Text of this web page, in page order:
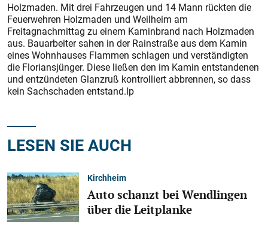
Holzmaden. Mit drei Fahrzeugen und 14 Mann rückten die
Feuerwehren Holzmaden und Weilheim am
Freitagnachmittag zu einem Kaminbrand nach Holzmaden
aus. Bauarbeiter sahen in der Rainstraße aus dem Kamin
eines Wohnhauses Flammen schlagen und verständigten
die Floriansjünger. Diese ließen den im Kamin entstandenen
und entzündeten Glanzruß kontrolliert abbrennen, so dass
kein Sachschaden entstand.lp
LESEN SIE AUCH
Kirchheim
Auto schanzt bei Wendlingen
über die Leitplanke